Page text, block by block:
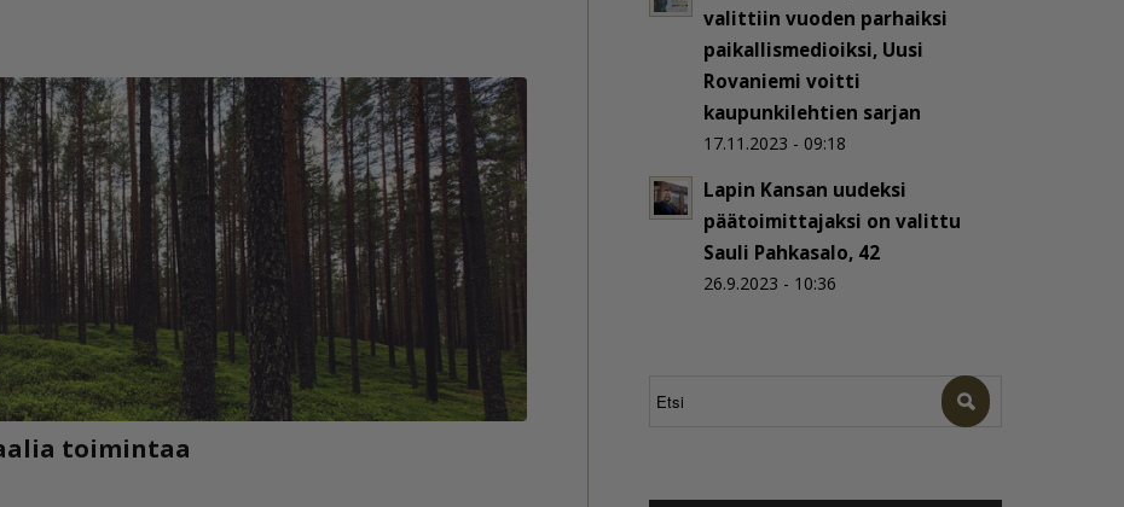
toimintaa
valittiin vuoden parhaiksi
paikallismedioiksi, Uusi
Rovaniemi voitti
kaupunkilehtien sarjan
17.11.2023 - 09:18
Lapin Kansan uudeksi
päätoimittajaksi on valittu
Sauli Pahkasalo, 42
26.9.2023 - 10:36